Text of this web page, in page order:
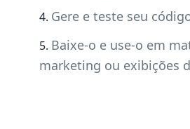
Gere e teste seu
Baixe-o e use-o em
marketing ou exibições